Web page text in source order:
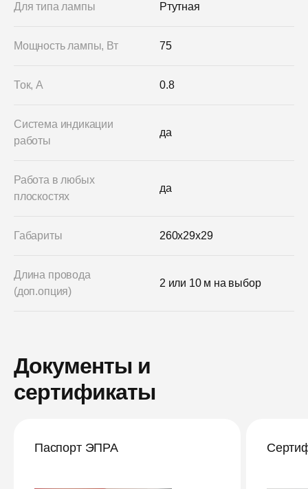
Для типа лампы Ртутная
Мощность лампы, Вт 75
Ток, А 0.8
Система индикации
работы
да
Работа в любых
плоскостях
да
Габариты 260x29x29
Длина провода
(доп.опция)
2 или 10 м на выбор
Документы и
сертификаты
Паспорт ЭПРА